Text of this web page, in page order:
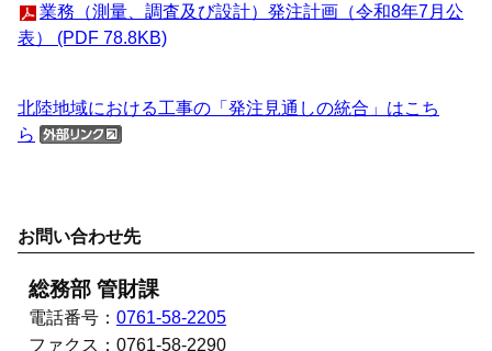
業務（測量、調査及び設計）発注計画（令和8年7月公
表） (PDF 78.8KB)
北陸地域における工事の「発注見通しの統合」はこち
ら
お問い合わせ先
総務部 管財課
電話番号： 0761-58-2205
ファクス： 0761-58-2290